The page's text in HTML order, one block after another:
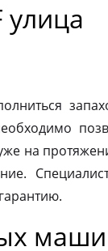
улица
на